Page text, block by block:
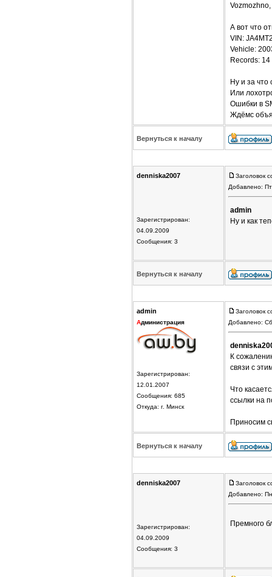
А вот что
VIN:
Vehicle:
Records:
Ну и за что
Или
Ошибки в
Ждёмс
Вернуться к началу
denniska2007
Зарегистрирован:
04.09.2009
Сообщения: 3
Заголовок
Добавлено:
admin
Ну и как
Вернуться к началу
admin
Администрация
Зарегистрирован:
12.01.2007
Сообщения: 685
Откуда: г. Минск
Заголовок
Добавлено:
К
связи с
Что
ссылки на
Приносим
Вернуться к началу
denniska2007
Зарегистрирован:
04.09.2009
Сообщения: 3
Заголовок
Добавлено:
Премного